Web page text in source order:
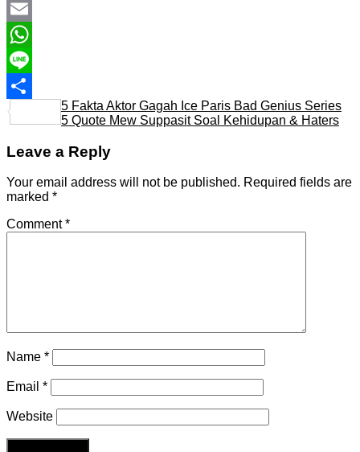
Twitter
Email
WhatsApp
Line
Share
5 Fakta Aktor Gagah Ice Paris Bad Genius Series
5 Quote Mew Suppasit Soal Kehidupan & Haters
Leave a Reply
Your email address will not be published. Required fields are
marked *
Comment*
Name *
Email *
Website